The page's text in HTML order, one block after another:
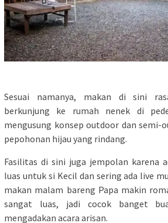
Sesuai namanya, makan di sini
berkunjung ke rumah nenek di
mengusung konsep outdoor dan semi-
pepohonan hijau yang rindang.
Fasilitas di sini juga jempolan karena
luas untuk si Kecil dan sering ada live
makan malam bareng Papa makin
sangat luas, jadi cocok banget
mengadakan acara arisan.